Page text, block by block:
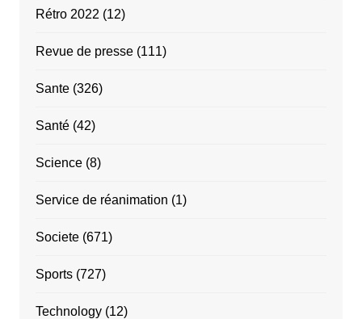
Rétro 2022 (12)
Revue de presse(111)
Sante(326)
Santé(42)
Science(8)
Service de réanimation (1)
Societe(671)
Sports(727)
Technology(12)